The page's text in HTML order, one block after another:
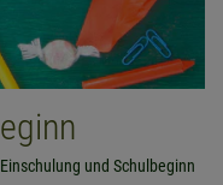
und Schulbeginn